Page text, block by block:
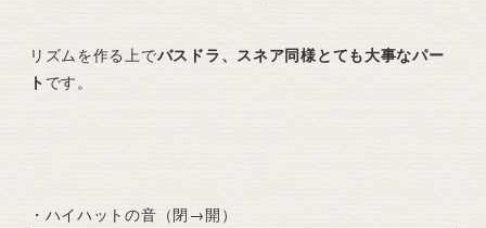
リズムを作る上でバスドラ、スネア同様とても大事なパー
ト です。
・ハイハットの音（閉→開）